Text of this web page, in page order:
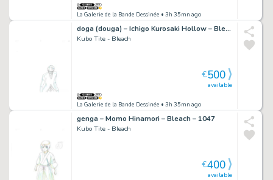
La Galerie de la Bande Dessinée • 3h 35mn ago
doga (douga) – Ichigo Kurosaki Hollow – Bleach – 1232
Kubo Tite - Bleach
La Galerie de la Bande Dessinée • 3h 35mn ago
available
€500
genga – Momo Hinamori – Bleach – 1047
Kubo Tite - Bleach
available
€400